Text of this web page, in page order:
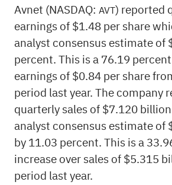
Avnet (NASDAQ: AVT) reported
earnings of $1.48 per share
analyst consensus estimate of
percent. This is a 76.19
earnings of $0.84 per share
period last year. The company
quarterly sales of $7.120
analyst consensus estimate of
by 11.03 percent. This is a
increase over sales of $5.315
period last year.